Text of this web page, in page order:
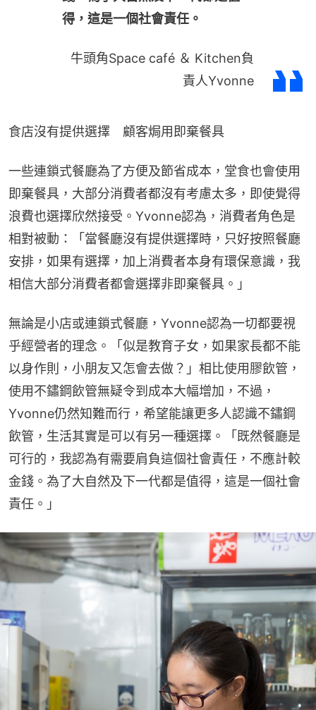
得，這是一個社會責任。
牛頭角Space café ＆ Kitchen負
責人Yvonne
食店沒有提供選擇　顧客焗用即棄餐具
一些連鎖式餐廳為了方便及節省成本，堂食也會使用
即棄餐具，大部分消費者都沒有考慮太多，即使覺得
浪費也選擇欣然接受。Yvonne認為，消費者角色是
相對被動：「當餐廳沒有提供選擇時，只好按照餐廳
安排，如果有選擇，加上消費者本身有環保意識，我
相信大部分消費者都會選擇非即棄餐具。」
無論是小店或連鎖式餐廳，Yvonne認為一切都要視
乎經營者的理念。「似是教育子女，如果家長都不能
以身作則，小朋友又怎會去做？」相比使用膠飲管，
使用不鏽鋼飲管無疑令到成本大幅增加，不過，
Yvonne仍然知難而行，希望能讓更多人認識不鏽鋼
飲管，生活其實是可以有另一種選擇。「既然餐廳是
可行的，我認為有需要肩負這個社會責任，不應計較
金錢。為了大自然及下一代都是值得，這是一個社會
責任。」